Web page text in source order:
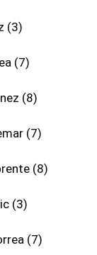
3
7
8
7
8
3
7